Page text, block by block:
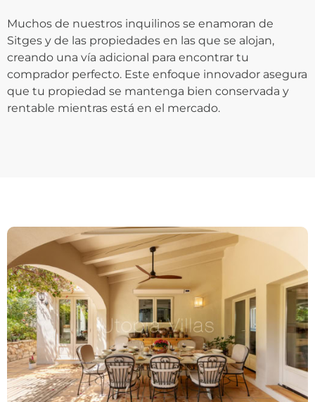
Muchos de nuestros inquilinos se enamoran de
Sitges y de las propiedades en las que se alojan,
creando una vía adicional para encontrar tu
comprador perfecto. Este enfoque innovador asegura
que tu propiedad se mantenga bien conservada y
rentable mientras está en el mercado.